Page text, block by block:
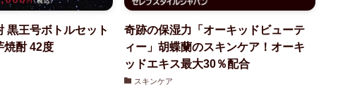
黒王号ボトルセット
焼酎 42度
奇跡の保湿力「オーキッドビューテ
ィー」胡蝶蘭のスキンケア！オーキ
ッドエキス最大30％配合
スキンケア